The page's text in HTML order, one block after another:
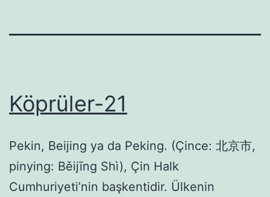
Köprüler-21
Pekin, Beijing ya da Peking. (Çince: 北京市,
pinying: Běijīng Shì), Çin Halk
Cumhuriyeti’nin başkentidir. Ülkenin